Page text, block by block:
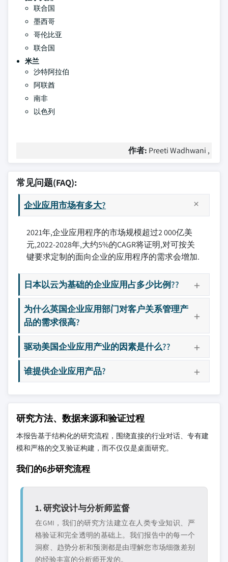
联合国
墨西哥
哥伦比亚
联合国
米兰
沙特阿拉伯
阿联酋
南非
以色列
作者: Preeti Wadhwani ,
常见问题(FAQ):
企业应用市场有多大?
2021年,企业应用程序的市场规模超过2 000亿美
元,2022-2028年,大约5%的CAGR将证明,对可按关
键要求定制的面向企业的应用程序的需求会增加.
日本以云为基础的企业应用占多少比例??
为什么英国企业应用部门对客户关系管理产
品的需求很高?
驱动美国企业应用产业的因素是什么??
谁提供企业应用产品?
研究方法、数据来源和验证过程
本报告基于结构化的研究流程，围绕直接的行业对话、专有建
模和严格的交叉验证构建，而不仅仅是桌面研究。
我们的6步研究流程
1. 研究设计与分析师监督
在GMI，我们的研究方法建立在人类专业知识、严
格验证和完全透明的基础上。我们报告中的每一个
洞察、趋势分析和预测都是由理解您市场细微差别
的经验丰富的分析师开发的。